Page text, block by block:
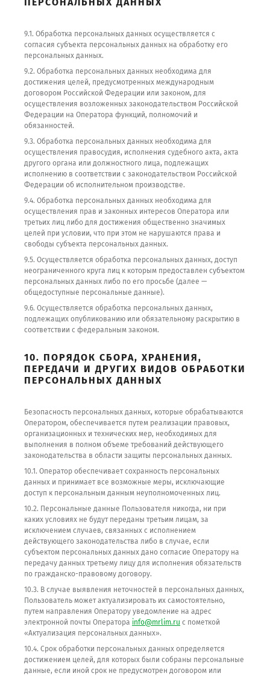
9.1. Обработка персональных данных осуществляется с
согласия субъекта персональных данных на обработку его
персональных данных.
9.2. Обработка персональных данных необходима для
достижения целей, предусмотренных международным
договором Российской Федерации или законом, для
осуществления возложенных законодательством Российской
Федерации на Оператора функций, полномочий и
обязанностей.
9.3. Обработка персональных данных необходима для
осуществления правосудия, исполнения судебного акта, акта
другого органа или должностного лица, подлежащих
исполнению в соответствии с законодательством Российской
Федерации об исполнительном производстве.
9.4. Обработка персональных данных необходима для
осуществления прав и законных интересов Оператора или
третьих лиц либо для достижения общественно значимых
целей при условии, что при этом не нарушаются права и
свободы субъекта персональных данных.
9.5. Осуществляется обработка персональных данных, доступ
неограниченного круга лиц к которым предоставлен субъектом
персональных данных либо по его просьбе (далее —
общедоступные персональные данные).
9.6. Осуществляется обработка персональных данных,
подлежащих опубликованию или обязательному раскрытию в
соответствии с федеральным законом.
10. ПОРЯДОК СБОРА, ХРАНЕНИЯ,
ПЕРЕДАЧИ И ДРУГИХ ВИДОВ ОБРАБОТКИ
ПЕРСОНАЛЬНЫХ ДАННЫХ
Безопасность персональных данных, которые обрабатываются
Оператором, обеспечивается путем реализации правовых,
организационных и технических мер, необходимых для
выполнения в полном объеме требований действующего
законодательства в области защиты персональных данных.
10.1. Оператор обеспечивает сохранность персональных
данных и принимает все возможные меры, исключающие
доступ к персональным данным неуполномоченных лиц.
10.2. Персональные данные Пользователя никогда, ни при
каких условиях не будут переданы третьим лицам, за
исключением случаев, связанных с исполнением
действующего законодательства либо в случае, если
субъектом персональных данных дано согласие Оператору на
передачу данных третьему лицу для исполнения обязательств
по гражданско-правовому договору.
10.3. В случае выявления неточностей в персональных данных,
Пользователь может актуализировать их самостоятельно,
путем направления Оператору уведомление на адрес
электронной почты Оператора info@mrlim.ru с пометкой
«Актуализация персональных данных».
10.4. Срок обработки персональных данных определяется
достижением целей, для которых были собраны персональные
данные, если иной срок не предусмотрен договором или